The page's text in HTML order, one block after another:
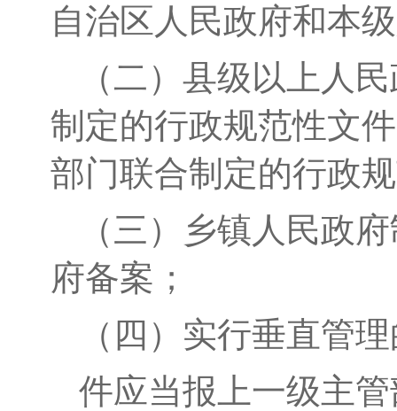
自治区人民政府和本
（二） 县级以上 人
制定的行政规范性文
部门联合制定的行政
（三）
乡镇人民政
府备案；
（四） 实行垂直管
件应当报上一级主